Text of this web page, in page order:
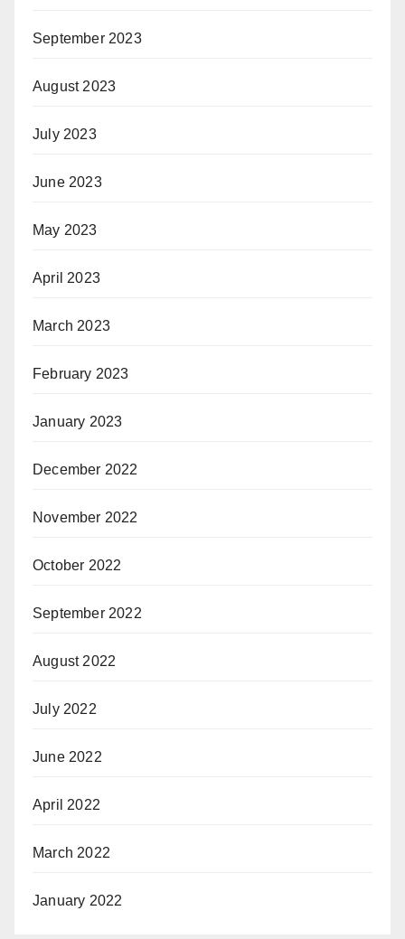
September 2023
August 2023
July 2023
June 2023
May 2023
April 2023
March 2023
February 2023
January 2023
December 2022
November 2022
October 2022
September 2022
August 2022
July 2022
June 2022
April 2022
March 2022
January 2022